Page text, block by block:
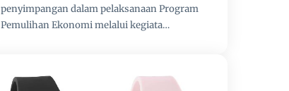
penyimpangan dalam pelaksanaan Program
Pemulihan Ekonomi melalui kegiata…